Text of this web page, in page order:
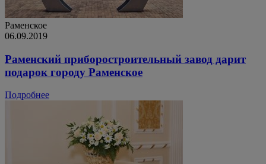
Раменское
06.09.2019
Раменский приборостроительный завод дарит
подарок городу Раменское
Подробнее